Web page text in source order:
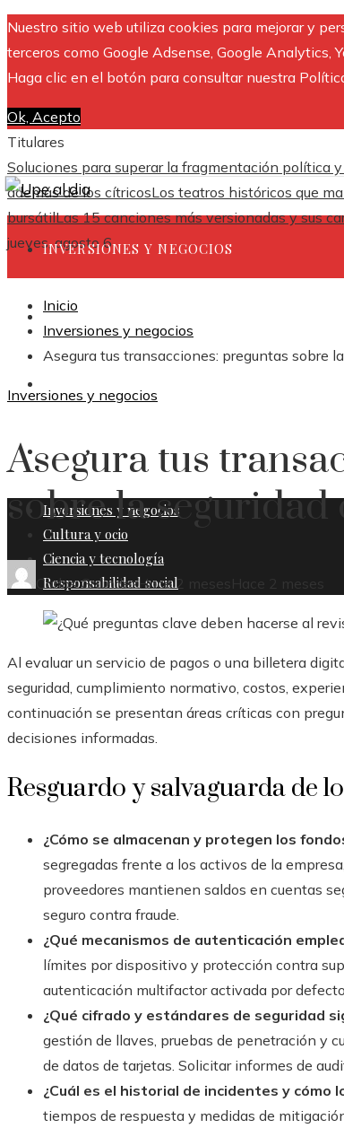
Nuestro sitio web utiliza cookies para mejorar y
terceros como Google Adsense, Google Analytics,
Haga clic en el botón para consultar nuestra
Ok, Acepto
Titulares
Soluciones para superar la fragmentación política
además de los cítricosLos teatros históricos que
bursátilLas 15 canciones más versionadas y sus
jueves, agosto 6
INVERSIONES Y NEGOCIOS
CULTURA Y OCIO
RESPONSABILIDAD SOCIAL
Inversiones y negocios
Cultura y ocio
Ciencia y tecnología
Responsabilidad social
Inicio
Inversiones y negocios
Asegura tus transacciones: preguntas sobre
Inversiones y negocios
Asegura tus
sobre la seguridad
Carlos GalindezHace 2 meses Hace 2 meses
Al evaluar un servicio de pagos o una billetera
seguridad, cumplimiento normativo, costos,
continuación se presentan áreas críticas con
decisiones informadas.
Resguardo y salvaguarda de
¿Cómo se almacenan y protegen los
segregadas frente a los activos de la
proveedores mantienen saldos en cuentas
seguro contra fraude.
¿Qué mecanismos de autenticación
límites por dispositivo y protección contra
autenticación multifactor activada por
¿Qué cifrado y estándares de seguridad
gestión de llaves, pruebas de penetración y
de datos de tarjetas. Solicitar informes de
¿Cuál es el historial de incidentes y cómo
tiempos de respuesta y medidas de